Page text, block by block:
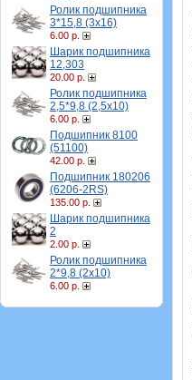
Ролик подшипника
3*15,8 (3х16)
6.00 р.
Шарик подшипника
12,303
20.00 р.
Ролик подшипника
2,5*9,8 (2,5х10)
6.00 р.
Подшипник 8100
(51100)
42.00 р.
Подшипник 180206
(6206-2RS)
135.00 р.
Шарик подшипника
2
2.00 р.
Ролик подшипника
2*9,8 (2х10)
6.00 р.